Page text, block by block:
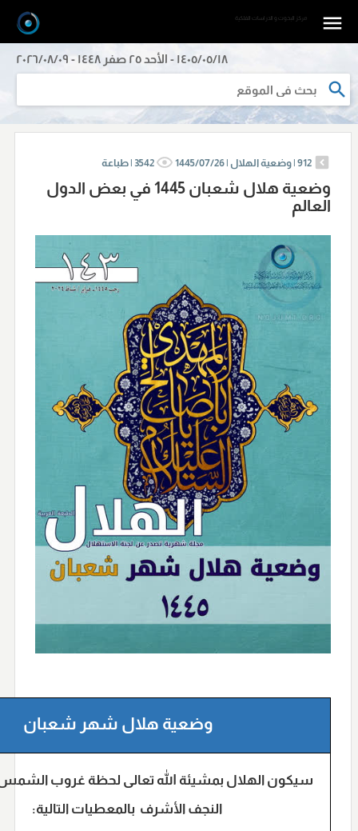
١٤٠٥/٠٥/١٨ - الأحد ٢٥ صفر ١٤٤٨ - ٢٠٢٦/٠٨/٠٩
مرکز البحوث و الدراسات الفلکیة
912
| وضعية الهلال | 1445/07/26
3542
| طباعة
وضعية هلال شعبان 1445 في بعض الدول
العالم
وضعية هلال شهر شعبان
سيكون الهلال بمشيئة الله تعالى لحظة غروب
النجف الأشرف بالمعطيات التالية: